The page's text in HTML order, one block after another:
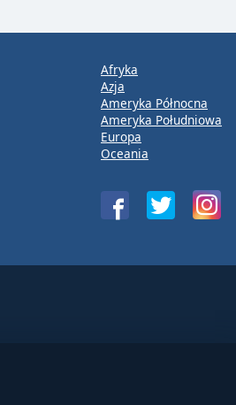
Afryka
Azja
Ameryka Północna
Ameryka Południowa
Europa
Oceania